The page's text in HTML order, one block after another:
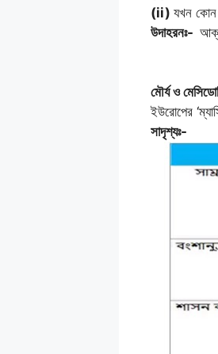
(ii) যখন কোন
উদাহরনঃ-
মৌর্য ও
ইউরোপের
সাদৃশ্যঃ-